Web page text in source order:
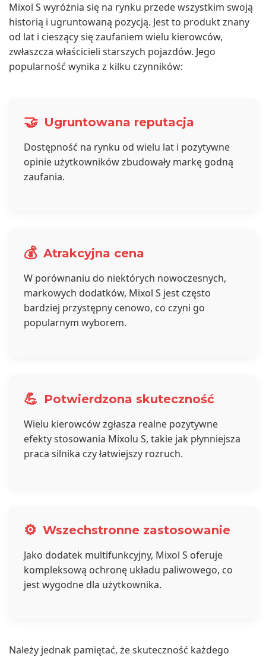
Mixol S wyróżnia się na rynku przede wszystkim swoją
historią i ugruntowaną pozycją. Jest to produkt znany
od lat i cieszący się zaufaniem wielu kierowców,
zwłaszcza właścicieli starszych pojazdów. Jego
popularność wynika z kilku czynników:
🤝 Ugruntowana reputacja
Dostępność na rynku od wielu lat i pozytywne
opinie użytkowników zbudowały markę godną
zaufania.
💰 Atrakcyjna cena
W porównaniu do niektórych nowoczesnych,
markowych dodatków, Mixol S jest często
bardziej przystępny cenowo, co czyni go
popularnym wyborem.
💪 Potwierdzona skuteczność
Wielu kierowców zgłasza realne pozytywne
efekty stosowania Mixolu S, takie jak płynniejsza
praca silnika czy łatwiejszy rozruch.
⚙️ Wszechstronne zastosowanie
Jako dodatek multifunkcyjny, Mixol S oferuje
kompleksową ochronę układu paliwowego, co
jest wygodne dla użytkownika.
Należy jednak pamiętać, że skuteczność każdego